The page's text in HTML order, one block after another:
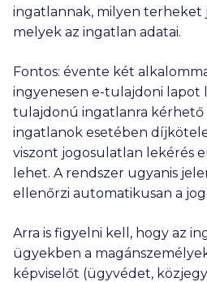
ingatlannak, milyen terheket
melyek az ingatlan adatai.
Fontos: évente két
ingyenesen e-tulajdoni lapot
tulajdonú ingatlanra kérhető
ingatlanok esetében
viszont jogosulatlan lekérés
lehet. A rendszer ugyanis
ellenőrzi automatikusan a
Arra is figyelni kell, hogy az
ügyekben a
képviselőt (ügyvédet,